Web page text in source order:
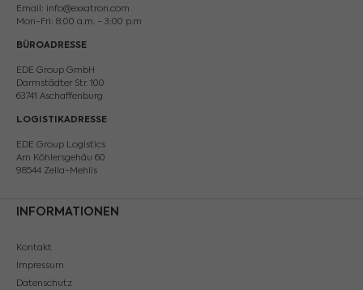
Email: info@exxatron.com
Mon-Fri: 8:00 a.m. - 3:00 p.m
BÜROADRESSE
EDE Group GmbH
Darmstädter Str. 100
63741 Aschaffenburg
LOGISTIKADRESSE
EDE Group Logistics
Am Köhlersgehäu 60
98544 Zella-Mehlis
INFORMATIONEN
Kontakt
Impressum
Datenschutz